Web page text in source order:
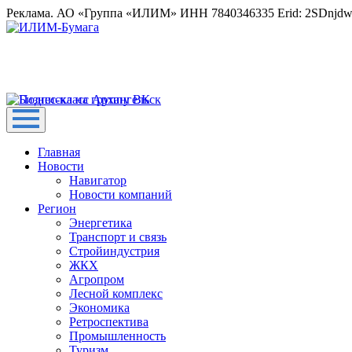
Реклама. АО «Группа «ИЛИМ» ИНН 7840346335 Erid:
Главная
Новости
Навигатор
Новости компаний
Регион
Энергетика
Транспорт и связь
Стройиндустрия
ЖКХ
Агропром
Лесной комплекс
Экономика
Ретроспектива
Промышленность